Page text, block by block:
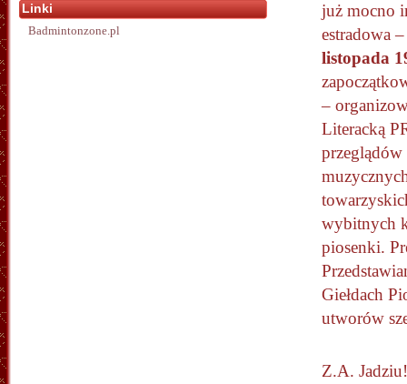
już mocno
estradowa –
listopada
–
Literacką
wybitnych
piosenki.
Giełdach
utworów
Z.A.
Linki
Badmintonzone.pl